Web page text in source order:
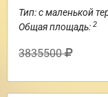
Тип: с маленькой
Общая площадь: 2
3835500